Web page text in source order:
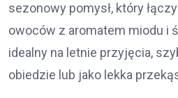
sezonowy pomysł, który
owoców z aromatem miodu i
idealny na letnie przyjęcia,
obiedzie lub jako lekka